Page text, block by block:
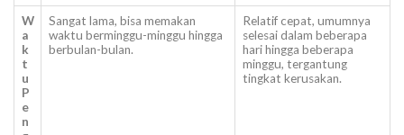
W
a
k
t
u
P
e
n
Sangat lama, bisa memakan
waktu berminggu-minggu hingga
berbulan-bulan.
Relatif cepat, umumnya
selesai dalam beberapa
hari hingga beberapa
minggu, tergantung
tingkat kerusakan.